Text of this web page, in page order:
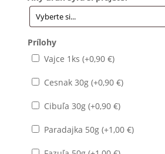
Prílohy
Vajce 1ks (+0,90 €)
Cesnak 30g (+0,90 €)
Cibuľa 30g (+0,90 €)
Paradajka 50g (+1,00 €)